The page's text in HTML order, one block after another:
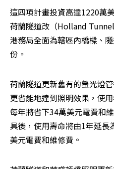
這四項計畫投資高達1220萬
荷蘭隧道改（Holland
港務局全面為轄區內橋樑、
份。
荷蘭隧道更新舊有的螢光燈
更省能地達到照明效果，使
每年將省下34萬美元電費和
具後，使用壽命將由1年延長
美元電費和維修費。